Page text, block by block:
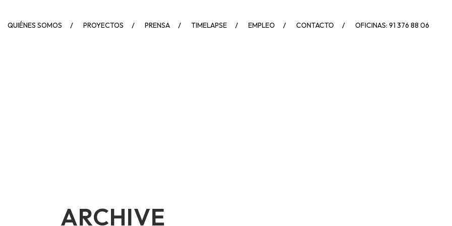
QUIÉNES SOMOS PROYECTOS PRENSA TIMELAPSE EMPLEO CONTACTO OFICINAS: 91 376 88 06
ARCHIVE